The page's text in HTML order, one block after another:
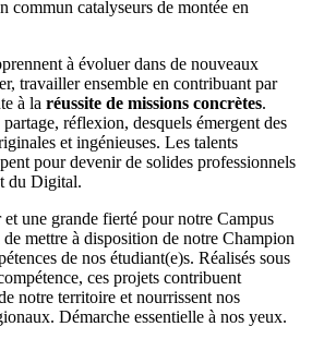
commun catalyseurs de montée en
à évoluer dans de nouveaux
travailler ensemble en contribuant par
à la réussite de missions concrètes.
réflexion, desquels émergent des
et ingénieuses. Les talents
pour devenir de solides professionnels
du Digital.
et une grande fierté pour notre Campus
mettre à disposition de notre Champion
de nos étudiant(e)s. Réalisés sous
ces projets contribuent
notre territoire et nourrissent nos
Démarche essentielle à nos yeux.